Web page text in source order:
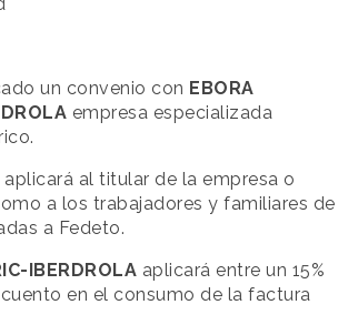
un convenio con EBORA
empresa especializada
al titular de la empresa o
a los trabajadores y familiares de
a Fedeto.
IBERDROLA aplicará entre un 15%
en el consumo de la factura